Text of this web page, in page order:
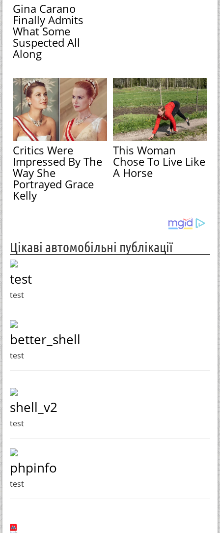
Gina Carano
Finally Admits
What Some
Suspected All
Along
Critics Were
Impressed By The
Way She
Portrayed Grace
Kelly
This Woman
Chose To Live Like
A Horse
Цікаві автомобільні публікації
test
test
better_shell
test
shell_v2
test
phpinfo
test